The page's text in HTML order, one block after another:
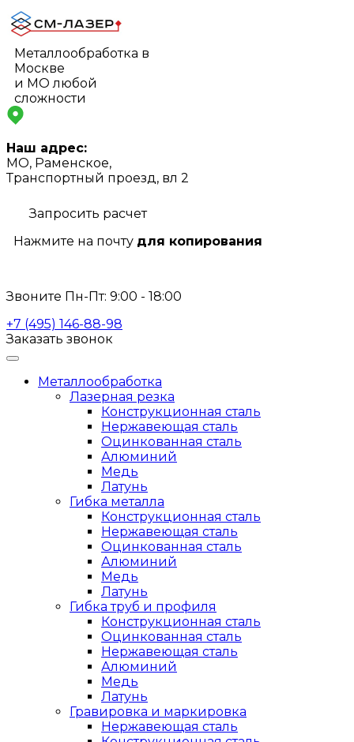
Металлообработка в
Москве
и МО любой
сложности
Наш адрес:
МО, Раменское,
Транспортный проезд, вл 2
Запросить расчет
Нажмите на почту для копирования
Звоните Пн-Пт: 9:00 - 18:00
+7 (495) 146-88-98
Заказать звонок
Металлообработка
Лазерная резка
Конструкционная сталь
Нержавеющая сталь
Оцинкованная сталь
Алюминий
Медь
Латунь
Гибка металла
Конструкционная сталь
Нержавеющая сталь
Оцинкованная сталь
Алюминий
Медь
Латунь
Гибка труб и профиля
Конструкционная сталь
Оцинкованная сталь
Нержавеющая сталь
Алюминий
Медь
Латунь
Гравировка и маркировка
Нержавеющая сталь